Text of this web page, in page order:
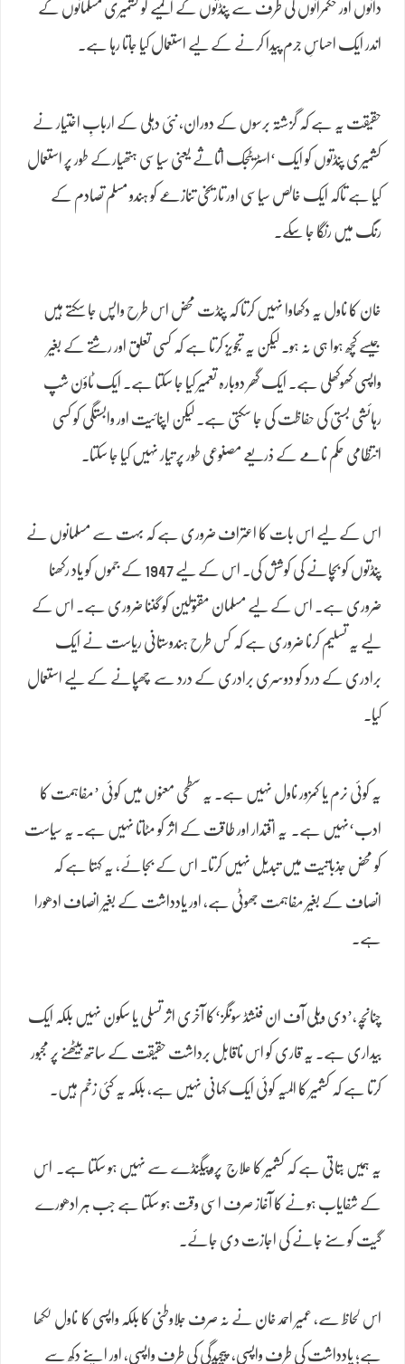
دانوں اور حکمرانوں کی طرف سے پنڈتوں کے المیے کو کشمیری مسلمانوں کے
اندر ایک احساسِ جرم پیدا کرنے کے لیے استعمال کیا جاتا رہا ہے۔
حقیقت یہ ہے کہ گزشتہ برسوں کے دوران، نئی دہلی کے اربابِ اختیار نے
کشمیری پنڈتوں کو ایک ‘اسٹریٹجک اثاثے یعنی سیاسی ہتھیارکے طور پر استعمال
کیا ہے تاکہ ایک خالص سیاسی اور تاریخی تنازعے کو ہندو مسلم تصادم کے
رنگ میں رنگا جا سکے۔
خان کا ناول یہ دکھاوا نہیں کرتا کہ پنڈت محض اس طرح واپس جا سکتے ہیں
جیسے کچھ ہوا ہی نہ ہو۔ لیکن یہ تجویز کرتا ہے کہ کسی تعلق اور رشتے کے بغیر
واپسی کھوکھلی ہے۔ ایک گھر دوبارہ تعمیر کیا جا سکتا ہے۔ ایک ٹاؤن شپ
رہائشی بستی کی حفاظت کی جا سکتی ہے۔ لیکن اپنائیت اور وابستگی کو کسی
انتظامی حکم نامے کے ذریعے مصنوعی طور پر تیار نہیں کیا جا سکتا۔
اس کے لیے اس بات کا اعتراف ضروری ہے کہ بہت سے مسلمانوں نے
پنڈتوں کو بچانے کی کوشش کی۔ اس کے لیے 1947 کے جموں کو یاد رکھنا
ضروری ہے۔ اس کے لیے مسلمان مقتولین کو گننا ضروری ہے۔ اس کے
لیے یہ تسلیم کرنا ضروری ہے کہ کس طرح ہندوستانی ریاست نے ایک
برادری کے درد کو دوسری برادری کے درد سے چھپانے کے لیے استعمال
کیا۔
یہ کوئی نرم یا کمزور ناول نہیں ہے۔ یہ سطحی معنوں میں کوئی ’مفاہمت کا
ادب‘نہیں ہے۔ یہ اقتدار اور طاقت کے اثر کو مٹاتا نہیں ہے۔ یہ سیاست
کو محض جذباتیت میں تبدیل نہیں کرتا۔ اس کے بجائے، یہ کہتا ہے کہ
انصاف کے بغیر مفاہمت جھوٹی ہے، اور یادداشت کے بغیر انصاف ادھورا
ہے۔
چنانچہ،’دی ویلی آف ان فنشڈ سونگز‘کا آخری اثر تسلی یا سکون نہیں بلکہ ایک
بیداری ہے۔ یہ قاری کو اس ناقابل برداشت حقیقت کے ساتھ بیٹھنے پر مجبور
کرتا ہے کہ کشمیر کا المیہ کوئی ایک کہانی نہیں ہے، بلکہ یہ کئی زخم ہیں۔
یہ ہمیں بتاتی ہے کہ کشمیر کا علاج پروپیگنڈے سے نہیں ہو سکتا ہے۔ اس
کے شفایاب ہونے کا آغاز صرف اسی وقت ہو سکتا ہے جب ہر ادھورے
گیت کو سنے جانے کی اجازت دی جائے۔
اس لحاظ سے، عمیر احمد خان نے نہ صرف جلاوطنی کا بلکہ واپسی کا ناول لکھا
ہے؛ یادداشت کی طرف واپسی، پیچیدگی کی طرف واپسی، اور اپنے دکھ سے